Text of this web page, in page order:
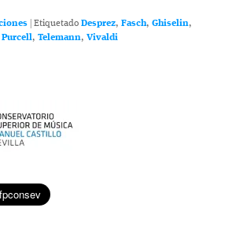
|Etiquetado Desprez,Fasch,Ghiselin,
Purcell,Telemann,Vivaldi